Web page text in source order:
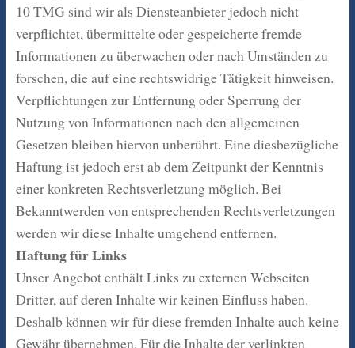
10 TMG sind wir als Diensteanbieter jedoch nicht
verpflichtet, übermittelte oder gespeicherte fremde
Informationen zu überwachen oder nach Umständen zu
forschen, die auf eine rechtswidrige Tätigkeit hinweisen.
Verpflichtungen zur Entfernung oder Sperrung der
Nutzung von Informationen nach den allgemeinen
Gesetzen bleiben hiervon unberührt. Eine diesbezügliche
Haftung ist jedoch erst ab dem Zeitpunkt der Kenntnis
einer konkreten Rechtsverletzung möglich. Bei
Bekanntwerden von entsprechenden Rechtsverletzungen
werden wir diese Inhalte umgehend entfernen.
Haftung für Links
Unser Angebot enthält Links zu externen Webseiten
Dritter, auf deren Inhalte wir keinen Einfluss haben.
Deshalb können wir für diese fremden Inhalte auch keine
Gewähr übernehmen. Für die Inhalte der verlinkten